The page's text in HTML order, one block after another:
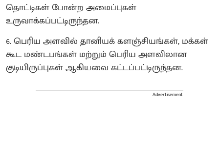
தொட்டிகள் போன்ற அமைப்புகள்
உருவாக்கப்பட்டிருந்தன.
6. பெரிய அளவில் தானியக் களஞ்சியங்கள், மக்கள்
கூட மண்டபங்கள் மற்றும் பெரிய அளவிலான
குடியிருப்புகள் ஆகியவை கட்டப்பட்டிருந்தன.
Advertisement